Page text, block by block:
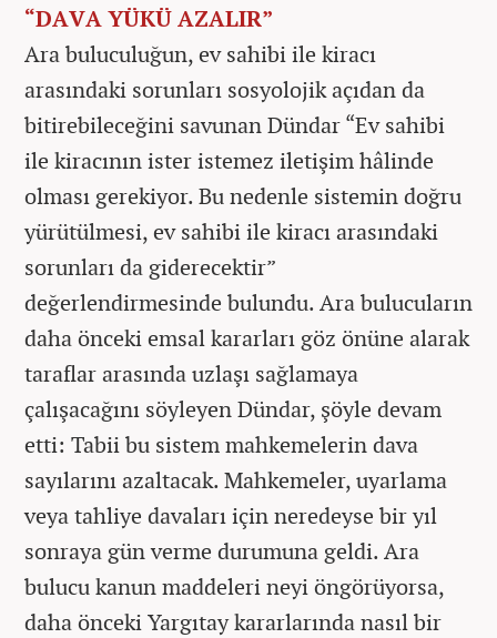
“DAVA YÜKÜ AZALIR”
Ara buluculuğun, ev sahibi ile kiracı
arasındaki sorunları sosyolojik açıdan da
bitirebileceğini savunan Dündar “Ev sahibi
ile kiracının ister istemez iletişim hâlinde
olması gerekiyor. Bu nedenle sistemin doğru
yürütülmesi, ev sahibi ile kiracı arasındaki
sorunları da giderecektir”
değerlendirmesinde bulundu. Ara bulucuların
daha önceki emsal kararları göz önüne alarak
taraflar arasında uzlaşı sağlamaya
çalışacağını söyleyen Dündar, şöyle devam
etti: Tabii bu sistem mahkemelerin dava
sayılarını azaltacak. Mahkemeler, uyarlama
veya tahliye davaları için neredeyse bir yıl
sonraya gün verme durumuna geldi. Ara
bulucu kanun maddeleri neyi öngörüyorsa,
daha önceki Yargıtay kararlarında nasıl bir